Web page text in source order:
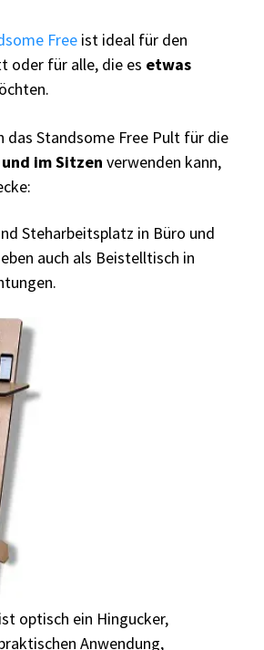
Free ist ideal für den
oder für alle, die es etwas
das Standsome Free Pult für die
im Sitzen verwenden kann,
Steharbeitsplatz in Büro und
auch als Beistelltisch in
optisch ein Hingucker,
Anwendung,